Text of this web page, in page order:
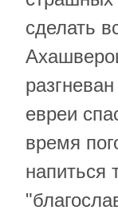
сделать
евреи
время
напиться